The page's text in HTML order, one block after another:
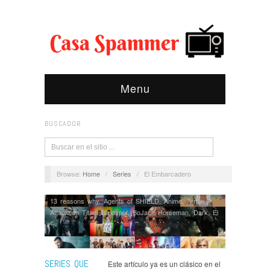
Menu
BUSCADOR
Browse: Home / Series / El Embarcadero
SERIES QUE
13 reasons why,Agents of SHIELD,Anime,Arrow,
Attack on Titan,Blindspot,BoJack Horseman,Dark, El
Embarcadero,Future Man,Goliath,Homeland,Las
Chicas del Cable,Lucifer,Marvel,Modern Family,
Opinión,Ray Donovan,Series,Star Wars,Star Wars
Este artículo ya es un clásico en el